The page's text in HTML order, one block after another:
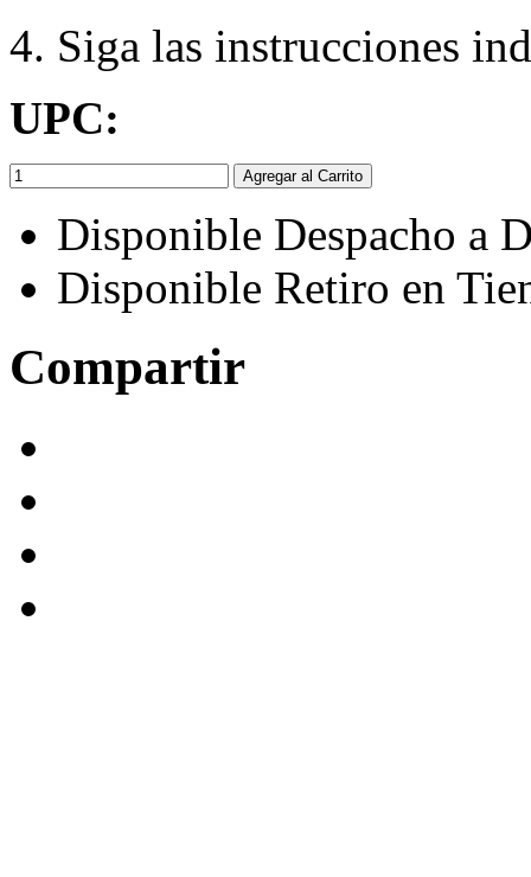
4. Siga las instrucciones
UPC:
Agregar al Carrito
Disponible Despacho a
Disponible Retiro en
Compartir